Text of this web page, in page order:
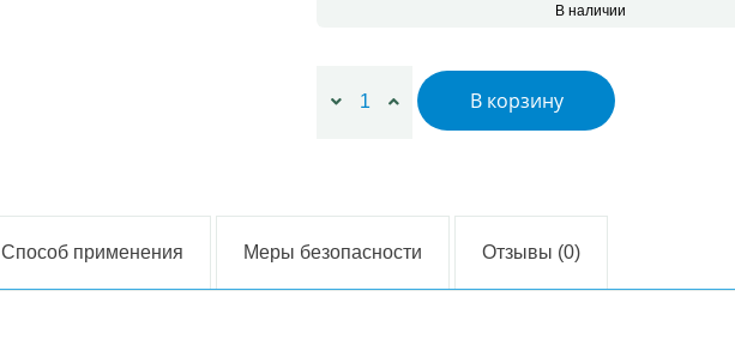
В наличии
Количество товара AteroLip® Rythmo, 30 капсул
В корзину
Способ применения Меры безопасности Отзывы (0)